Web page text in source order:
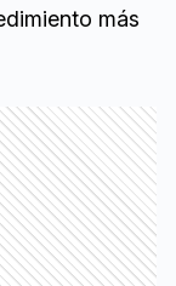
más